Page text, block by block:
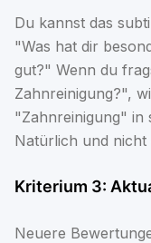
Du kannst das
"Was hat dir
gut?" Wenn du
Zahnreinigung?",
"Zahnreinigung" in
Natürlich und nicht
Kriterium 3:
Neuere